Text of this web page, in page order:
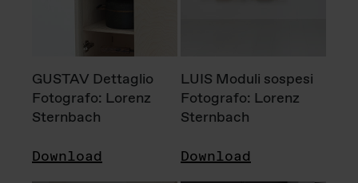
GUSTAV Dettaglio
Fotografo: Lorenz
Sternbach
Download
LUIS Moduli sospesi
Fotografo: Lorenz
Sternbach
Download